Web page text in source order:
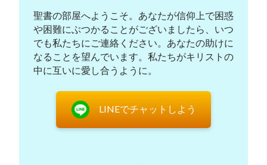
困惑が解消されないままそこを後にしました。電源
が切れた電動スクーターを雨の中で押しながら、私
はまるでずぶ濡れになった猫のようでした。私は体
と心の両方で寒気がしました。私は意気消沈してし
まいました。
夜になると、空に星はなく、月は分厚い雲の後ろ
に姿を隠し、空気中にはまだ蒸し暑さがありまし
聖書の部屋へようこそ。あなたが信仰上で困惑
や困難にぶつかることがございましたら、いつ
でも私たちにご連絡ください。あなたの助けに
なることを望んでいます。私たちがキリストの
中に互いに愛し合うように。
LINEでチャットしよう